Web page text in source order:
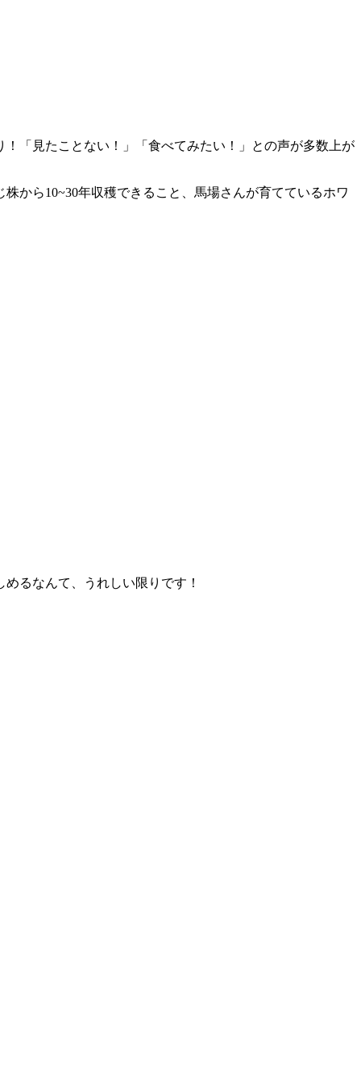
「見たことない！」「食べてみたい！」との声が多数上が
から10~30年収穫できること、馬場さんが育てているホワ
るなんて、うれしい限りです！